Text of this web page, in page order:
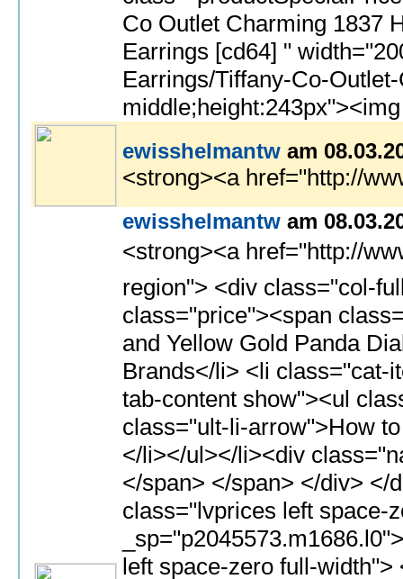
ewisshelmantw am
<strong><a href="http://
ewisshelmantw am
<strong><a href="http://www.shiba-tokaido.eu/newindex">breitling emergency</a></strong><br>